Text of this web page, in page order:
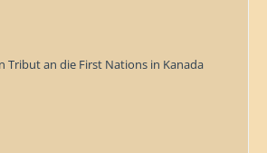
Tribut an die First Nations in Kanada